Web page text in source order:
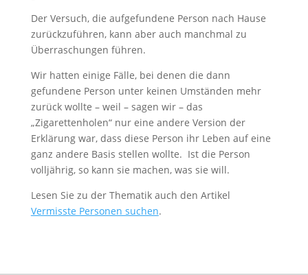
Der Versuch, die aufgefundene Person nach Hause
zurückzuführen, kann aber auch manchmal zu
Überraschungen führen.
Wir hatten einige Fälle, bei denen die dann
gefundene Person unter keinen Umständen mehr
zurück wollte – weil – sagen wir – das
„Zigarettenholen“ nur eine andere Version der
Erklärung war, dass diese Person ihr Leben auf eine
ganz andere Basis stellen wollte. Ist die Person
volljährig, so kann sie machen, was sie will.
Lesen Sie zu der Thematik auch den Artikel
Vermisste Personen suchen.